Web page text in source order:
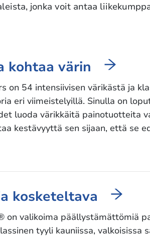
jonka voit antaa
kohtaa värin
on 54 intensiivisen värikästä ja
eri viimeistelyillä. Sinulla on
luoda värikkäitä painotuotteita
kestävyyttä sen sijaan, että se
kosketeltava
on valikoima päällystämättömiä
tyyli kauniissa, valkoisissa